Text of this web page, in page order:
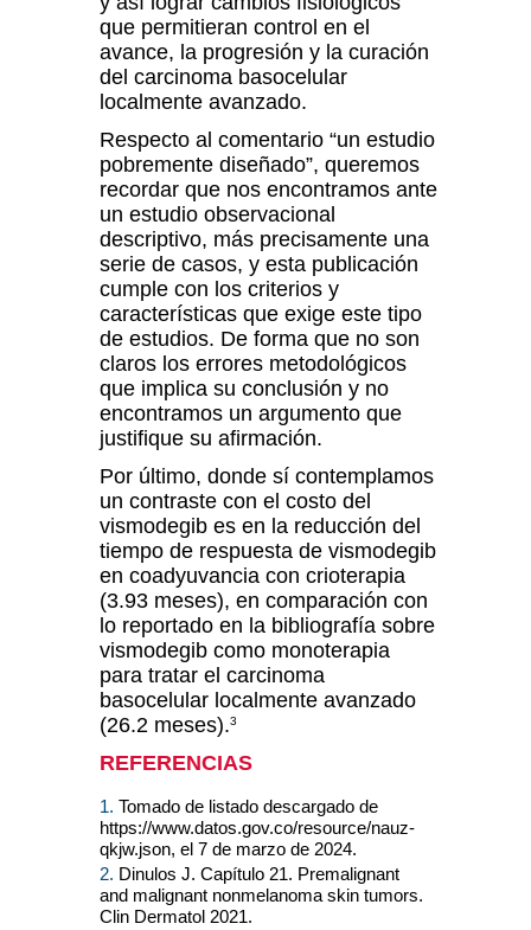
que permitieran control en el
avance, la progresión y la curación
del carcinoma basocelular
localmente avanzado.
Respecto al comentario “un estudio
pobremente diseñado”, queremos
recordar que nos encontramos ante
un estudio observacional
descriptivo, más precisamente una
serie de casos, y esta publicación
cumple con los criterios y
características que exige este tipo
de estudios. De forma que no son
claros los errores metodológicos
que implica su conclusión y no
encontramos un argumento que
justifique su afirmación.
Por último, donde sí contemplamos
un contraste con el costo del
vismodegib es en la reducción del
tiempo de respuesta de vismodegib
en coadyuvancia con crioterapia
(3.93 meses), en comparación con
lo reportado en la bibliografía sobre
vismodegib como monoterapia
para tratar el carcinoma
basocelular localmente avanzado
(26.2 meses).3
REFERENCIAS
1. Tomado de listado descargado de
https://www.datos.gov.co/resource/nauz-
qkjw.json, el 7 de marzo de 2024.
2. Dinulos J. Capítulo 21. Premalignant
and malignant nonmelanoma skin tumors.
Clin Dermatol 2021.